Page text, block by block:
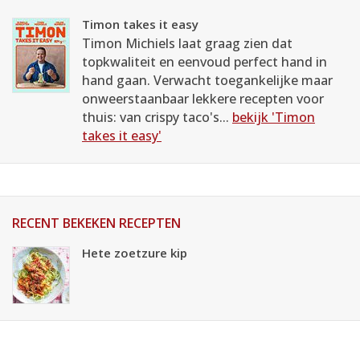
Timon takes it easy
Timon Michiels laat graag zien dat
topkwaliteit en eenvoud perfect hand in
hand gaan. Verwacht toegankelijke maar
onweerstaanbaar lekkere recepten voor
thuis: van crispy taco's... bekijk 'Timon
takes it easy'
RECENT BEKEKEN RECEPTEN
Hete zoetzure kip